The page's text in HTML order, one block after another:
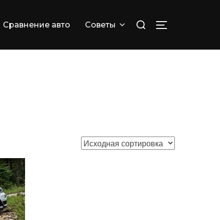
Сравнение авто Советы